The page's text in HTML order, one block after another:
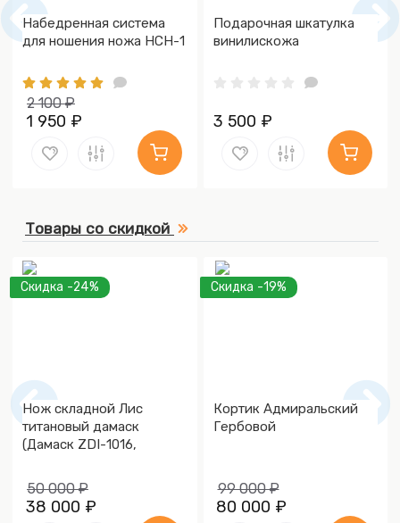
Набедренная система
для ношения ножа НСН-1
2 100 ₽
1 950 ₽
Подарочная шкатулка
винилискожа
3 500 ₽
Товары со скидкой
Скидка -24%
Нож складной Лис
титановый дамаск
(Дамаск ZDI-1016,
50 000 ₽
38 000 ₽
Скидка -19%
Кортик Адмиральский
Гербовой
99 000 ₽
80 000 ₽